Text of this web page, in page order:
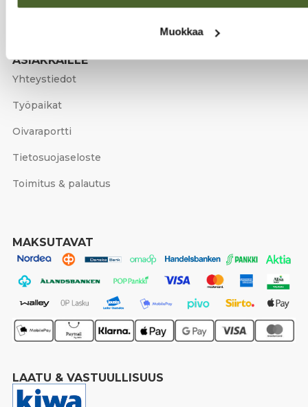
Muokkaa
TERVE ELÄMÄ
ASIAKKAILLE
Yhteystiedot
Työpaikat
Oivaraportti
Tietosuojaseloste
Toimitus & palautus
MAKSUTAVAT
LAATU & VASTUULLISUUS